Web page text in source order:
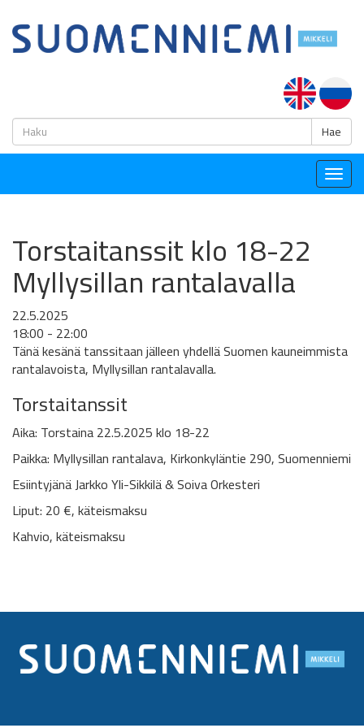
Hae
Torstaitanssit klo 18-22
Myllysillan rantalavalla
22.5.2025
18:00 - 22:00
Tänä kesänä tanssitaan jälleen yhdellä Suomen kauneimmista
rantalavoista, Myllysillan rantalavalla.
Torstaitanssit
Aika: Torstaina 22.5.2025 klo 18-22
Paikka: Myllysillan rantalava, Kirkonkyläntie 290, Suomenniemi
Esiintyjänä Jarkko Yli-Sikkilä & Soiva Orkesteri
Liput: 20 €, käteismaksu
Kahvio, käteismaksu